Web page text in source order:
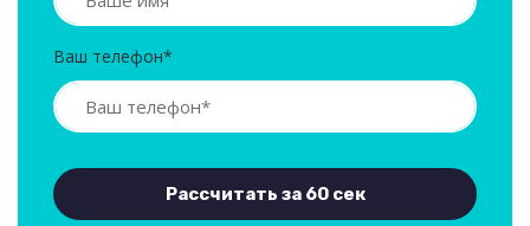
Ваш телефон*